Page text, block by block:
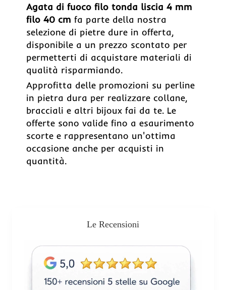
Agata di fuoco filo tonda liscia 4 mm
filo 40 cm fa parte della nostra
selezione di pietre dure in offerta,
disponibile a un prezzo scontato per
permetterti di acquistare materiali di
qualità risparmiando.
Approfitta delle promozioni su perline
in pietra dura per realizzare collane,
bracciali e altri bijoux fai da te. Le
offerte sono valide fino a esaurimento
scorte e rappresentano un'ottima
occasione anche per acquisti in
quantità.
Le Recensioni